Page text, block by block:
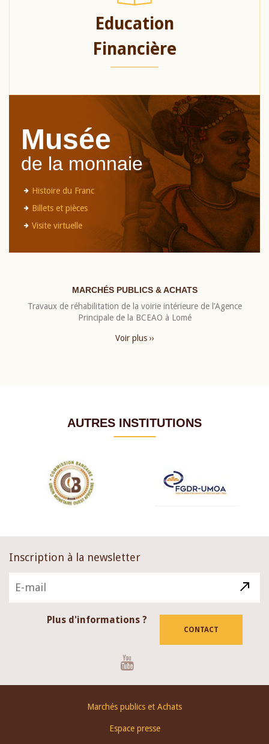
Education
Financière
Musée
de la monnaie
Histoire du Franc
Billets et pièces
Visite virtuelle
MARCHÉS PUBLICS & ACHATS
Travaux de réhabilitation de la voirie intérieure de l’Agence
Principale de la BCEAO à Lomé
Voir plus ››
AUTRES INSTITUTIONS
Inscription à la newsletter
Plus d'informations ?
CONTACT
Marchés publics et Achats
Espace presse